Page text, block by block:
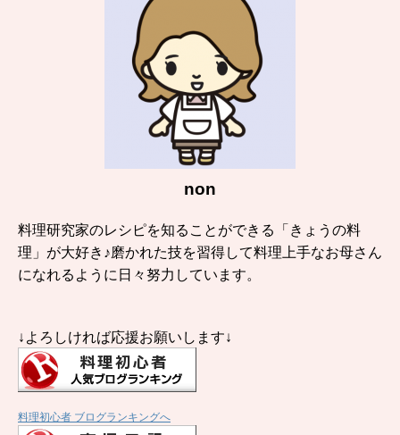
non
料理研究家のレシピを知ることができる「きょうの料
理」が大好き♪磨かれた技を習得して料理上手なお母さん
になれるように日々努力しています。
↓よろしければ応援お願いします↓
料理初心者 ブログランキングへ